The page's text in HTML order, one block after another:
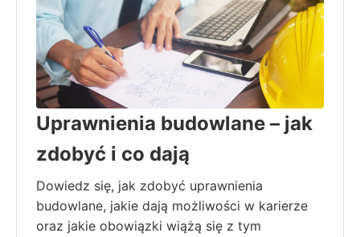
Uprawnienia budowlane – jak
zdobyć i co dają
Dowiedz się, jak zdobyć uprawnienia
budowlane, jakie dają możliwości w karierze
oraz jakie obowiązki wiążą się z tym